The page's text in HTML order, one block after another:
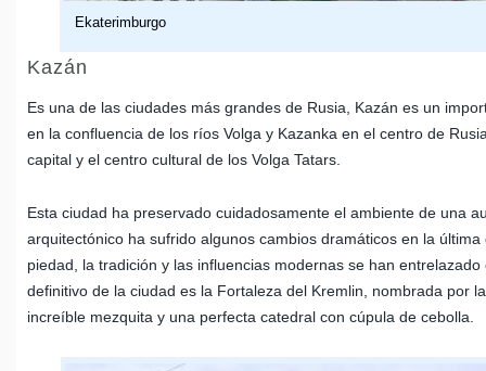
Ekaterimburgo
Kazán
Es una de las ciudades más grandes de Rusia, Kazán es un
en la confluencia de los ríos Volga y Kazanka en el centro de
capital y el centro cultural de los Volga Tatars.
Esta ciudad ha preservado cuidadosamente el ambiente de una
arquitectónico ha sufrido algunos cambios dramáticos en la
piedad, la tradición y las influencias modernas se han
definitivo de la ciudad es la Fortaleza del Kremlin, nombrada por
increíble mezquita y una perfecta catedral con cúpula de cebolla.